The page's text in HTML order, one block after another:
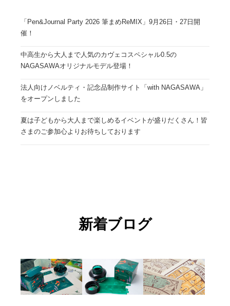
「Pen&Journal Party 2026 筆まめReMIX」9月26日・27日開
催！
中高生から大人まで人気のカヴェコスペシャル0.5の
NAGASAWAオリジナルモデル登場！
法人向けノベルティ・記念品制作サイト「with NAGASAWA」
をオープンしました
夏は子どもから大人まで楽しめるイベントが盛りだくさん！皆
さまのご参加心よりお待ちしております
新着ブログ